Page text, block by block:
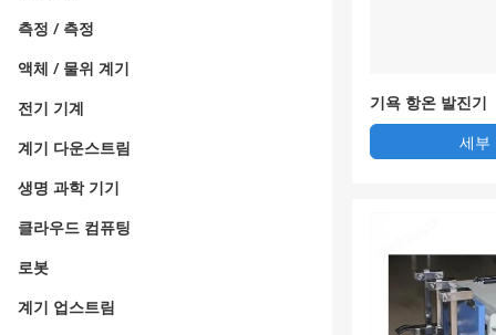
측정 / 측정
액체 / 물위 계기
전기 기계
계기 다운스트림
생명 과학 기기
클라우드 컴퓨팅
로봇
계기 업스트림
기욕 항온 발진기
세부